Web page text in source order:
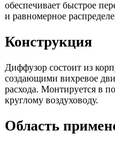
обеспечивает быстрое
и равномерное
Конструкция
Диффузор состоит из
создающими вихревое
расхода. Монтируется в
круглому воздуховоду.
Область